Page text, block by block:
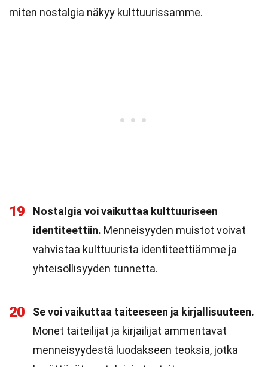
miten nostalgia näkyy kulttuurissamme.
19
Nostalgia voi vaikuttaa kulttuuriseen
identiteettiin. Menneisyyden muistot voivat
vahvistaa kulttuurista identiteettiämme ja
yhteisöllisyyden tunnetta.
20
Se voi vaikuttaa taiteeseen ja kirjallisuuteen.
Monet taiteilijat ja kirjailijat ammentavat
menneisyydestä luodakseen teoksia, jotka